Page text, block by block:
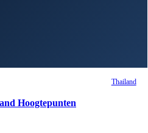
Thailand
Hoogtepunten